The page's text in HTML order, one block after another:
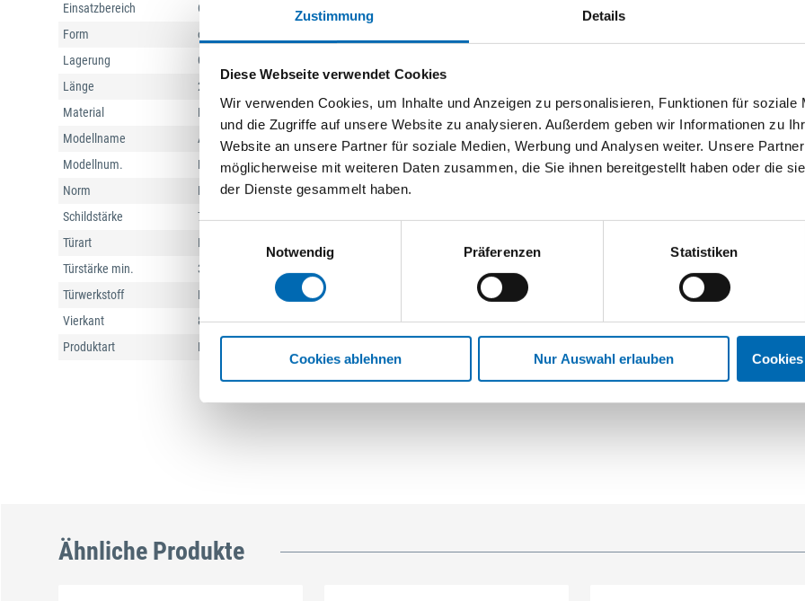
Zustimmung Details
Diese Webseite verwendet Cookies
Wir verwenden Cookies, um Inhalte und Anzeigen zu personalisieren, Funktionen für soziale
und die Zugriffe auf unsere Website zu analysieren. Außerdem geben wir Informationen zu
Website an unsere Partner für soziale Medien, Werbung und Analysen weiter. Unsere
möglicherweise mit weiteren Daten zusammen, die Sie ihnen bereitgestellt haben oder die
der Dienste gesammelt haben.
Notwendig
Präferenzen Statistiken
Cookies ablehnen Nur Auswahl erlauben
Einsatzbereich
Objekttür
Form
oval/spitz
Lagerung
Gleitlager, lose, wartungsfrei
Länge
230 mm
Material
Messing
Modellname
Athinai
Modellnum.
M156/343
Norm
DIN EN 1906
Schildstärke
7 mm
Türart
Innentüren
Türstärke min.
37 mm
Türwerkstoff
Holz, Stahl
Vierkant
8 mm
Produktart
Drückergarnitur mit Langschild
Ähnliche Produkte